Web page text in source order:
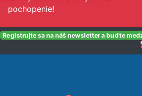
pochopenie!
Registrujte sa na náš newsletter a buďte